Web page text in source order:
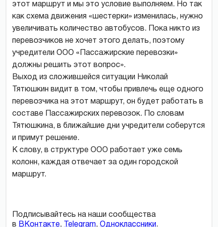
этот маршрут и мы это условие выполняем. Но так
как схема движения «шестерки» изменилась, нужно
увеличивать количество автобусов. Пока никто из
перевозчиков не хочет этого делать, поэтому
учредители ООО «Пассажирские перевозки»
должны решить этот вопрос».
Выход из сложившейся ситуации Николай
Тятюшкин видит в том, чтобы привлечь еще одного
перевозчика на этот маршрут, он будет работать в
составе Пассажирских перевозок. По словам
Тятюшкина, в ближайшие дни учредители соберутся
и примут решение.
К слову, в структуре ООО работает уже семь
колонн, каждая отвечает за один городской
маршрут.
Подписывайтесь на наши сообщества
в ВКонтакте, Telegram, Одноклассники.